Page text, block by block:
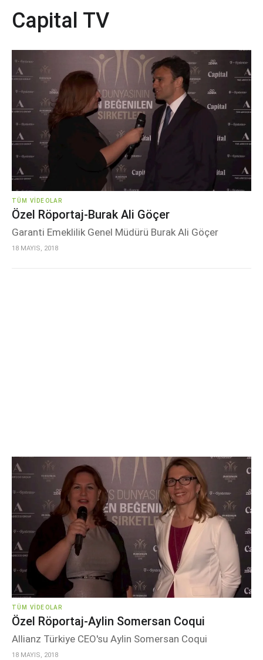
Capital TV
TÜM VIDEOLAR
Özel Röportaj-Burak Ali Göçer
Garanti Emeklilik Genel Müdürü Burak Ali Göçer
18 MAYIS, 2018
TÜM VIDEOLAR
Özel Röportaj-Aylin Somersan Coqui
Allianz Türkiye CEO'su Aylin Somersan Coqui
18 MAYIS, 2018